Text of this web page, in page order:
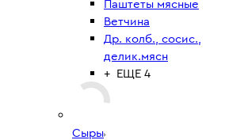
Паштеты мясные
Ветчина
Др. колб., сосис.,
делик.мясн
+ ЕЩЕ 4
Сыры